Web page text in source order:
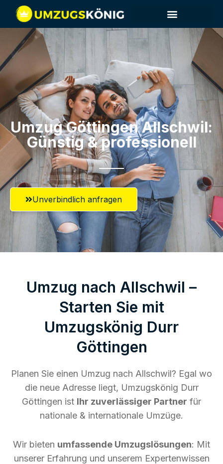
Umzug Göttingen​ Allschwil:
Günstig & professionell​
Unverbindlich anfragen
Umzug nach Allschwil –
Starten Sie mit
Umzugskönig Durr
Göttingen
Planen Sie einen Umzug nach Allschwil? Egal wo
die neue Adresse liegt, Umzugskönig Durr
Göttingen ist Ihr zuverlässiger Partner für
nationale & internationale Umzüge.
Wir bieten umfassende Umzugslösungen: Mit
unserer Erfahrung und unserem Expertenwissen